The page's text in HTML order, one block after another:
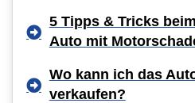
5 Tipps & Tricks
Auto mit
Wo kann ich das
verkaufen?